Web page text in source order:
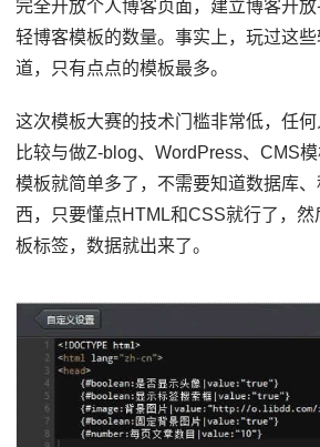
完全开放个人博客页面，建立博客开
轻博客模板的数量。事实上，玩过这
道，只有点点的模板最多。
这次模板大赛的技术门槛非常低，任
比较与做Z-blog、WordPress、CMS
模板就简单多了，不需要知道数据库
西，只要懂点HTML和CSS就行了，
板标签，数据就出来了。